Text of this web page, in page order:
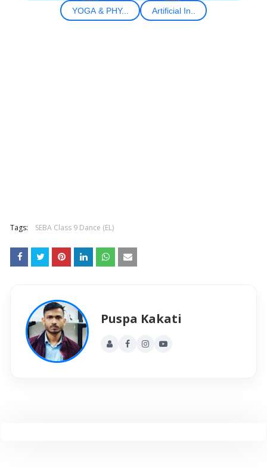
YOGA & PHY... Artificial In..
Tags: SEBA Class 9 Dance (EL)
Puspa Kakati